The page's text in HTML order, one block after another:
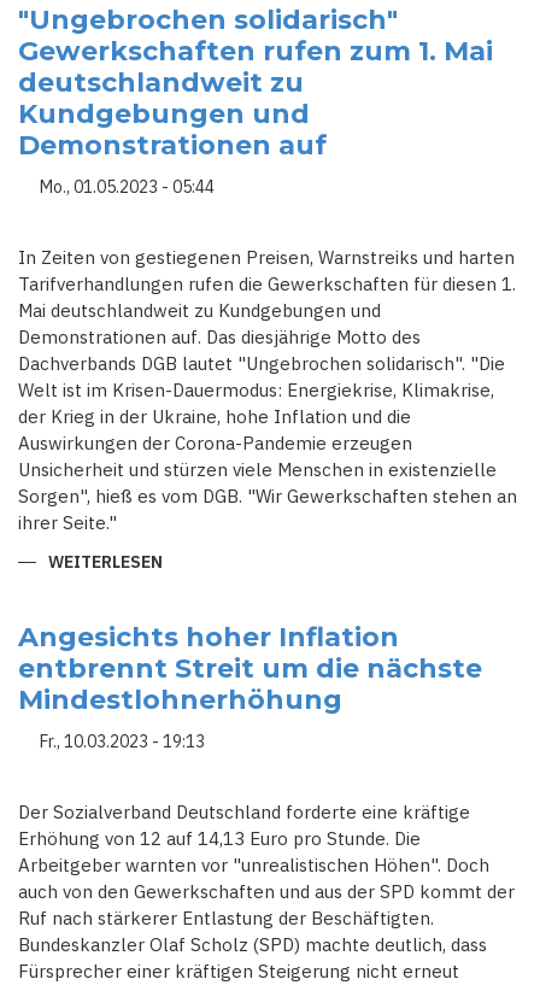
RENTENEINTRITTSALTER
-
LÄNGER
ARBEITEN,
FRÜHER
STERBEN?
"Ungebrochen solidarisch"
Gewerkschaften rufen zum 1. Mai
deutschlandweit zu
Kundgebungen und
Demonstrationen auf
Mo., 01.05.2023 - 05:44
In Zeiten von gestiegenen Preisen, Warnstreiks und harten
Tarifverhandlungen rufen die Gewerkschaften für diesen 1.
Mai deutschlandweit zu Kundgebungen und
Demonstrationen auf. Das diesjährige Motto des
Dachverbands DGB lautet "Ungebrochen solidarisch". "Die
Welt ist im Krisen-Dauermodus: Energiekrise, Klimakrise,
der Krieg in der Ukraine, hohe Inflation und die
Auswirkungen der Corona-Pandemie erzeugen
Unsicherheit und stürzen viele Menschen in existenzielle
Sorgen", hieß es vom DGB. "Wir Gewerkschaften stehen an
ihrer Seite."
WEITERLESEN
RUFEN
ZUM
1.
MAI
DEUTSCHLANDWEIT
ZU
KUNDGEBUNGEN
UND
Angesichts hoher Inflation
entbrennt Streit um die nächste
Mindestlohnerhöhung
Fr., 10.03.2023 - 19:13
Der Sozialverband Deutschland forderte eine kräftige
Erhöhung von 12 auf 14,13 Euro pro Stunde. Die
Arbeitgeber warnten vor "unrealistischen Höhen". Doch
auch von den Gewerkschaften und aus der SPD kommt der
Ruf nach stärkerer Entlastung der Beschäftigten.
Bundeskanzler Olaf Scholz (SPD) machte deutlich, dass
Fürsprecher einer kräftigen Steigerung nicht erneut